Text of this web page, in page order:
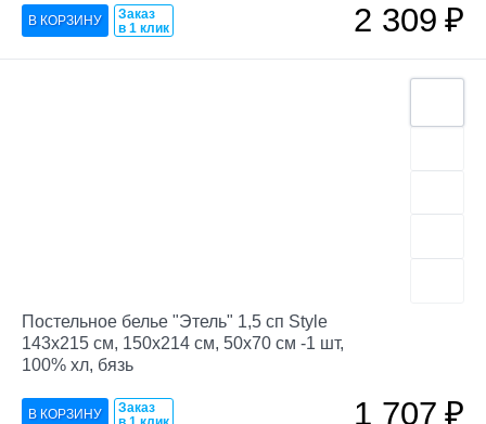
Заказ
в 1 клик
2 309₽
Постельное белье "Этель" 1,5 сп Style
143х215 см, 150х214 см, 50х70 см -1 шт,
100% хл, бязь
Заказ
1 707₽